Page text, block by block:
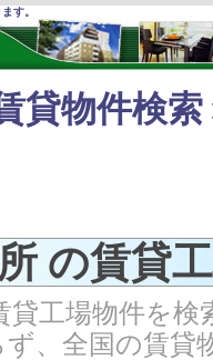
す。
貸物件検索
の賃貸
工場物件を
、全国の賃貸